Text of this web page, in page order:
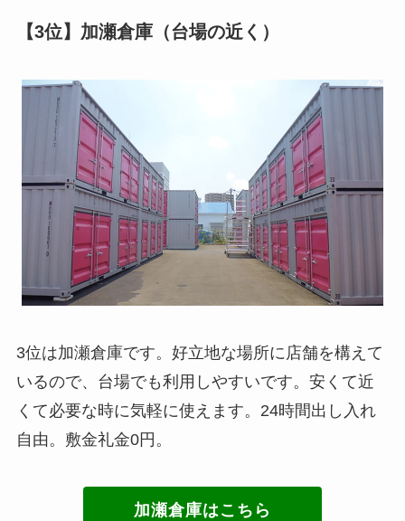
【3位】加瀬倉庫（台場の近く）
3位は加瀬倉庫です。好立地な場所に店舗を構えて
いるので、台場でも利用しやすいです。安くて近
くて必要な時に気軽に使えます。24時間出し入れ
自由。敷金礼金0円。
加瀬倉庫はこちら